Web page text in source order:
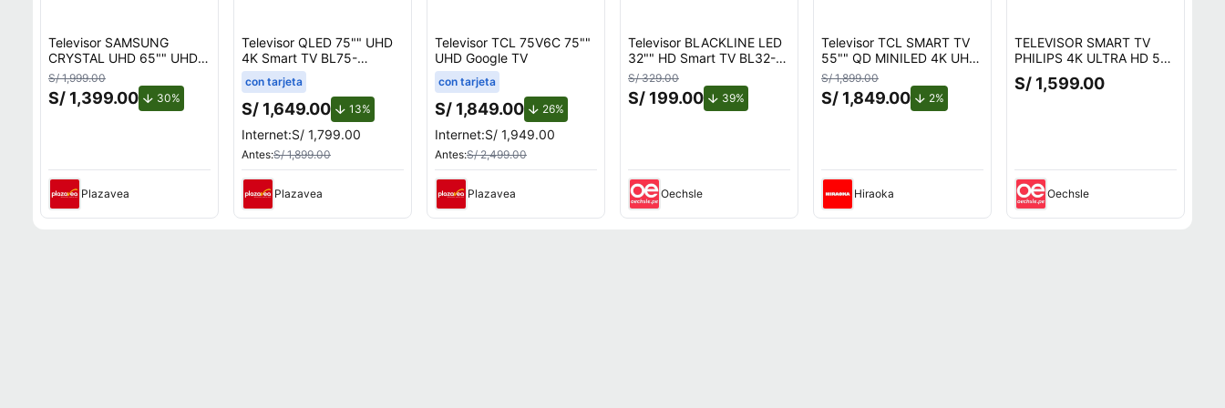
Televisor SAMSUNG
CRYSTAL UHD 65"" UHD
4K Smart TV
UN65U8000FGXPE
S/ 1,999.00
S/ 1,399.00 30% de descuento.
Plazavea
Televisor QLED 75"" UHD
4K Smart TV BL75-
T6000QD
con tarjeta
S/ 1,649.00 13% de descuento.
Internet:S/ 1,799.00
Antes:S/ 1,899.00
Plazavea
Televisor TCL 75V6C 75""
UHD Google TV
con tarjeta
S/ 1,849.00 26% de descuento.
Internet:S/ 1,949.00
Antes:S/ 2,499.00
Plazavea
Televisor BLACKLINE LED
32"" HD Smart TV BL32-
T3000HD
S/ 329.00
S/ 199.00 39%
Oechsle
Televisor TCL SMART TV
55"" QD MINILED 4K UHD
55C6K
S/ 1,899.00
S/ 1,849.00 2%
Hiraoka
TELEVISOR SMART TV
PHILIPS 4K ULTRA HD 50
TELEVISOR SMART TV
PHILIPS 4K ULTRA HD 50
S/ 1,599.00
Oechsle